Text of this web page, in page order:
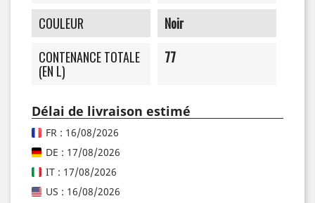
COULEUR
Noir
CONTENANCE TOTALE
(EN L)
77
Délai de livraison estimé
FR : 16/08/2026
DE : 17/08/2026
IT : 17/08/2026
US : 16/08/2026